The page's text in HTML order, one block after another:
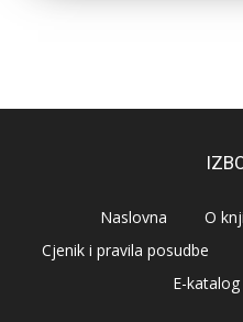
Naslovna O
Cjenik i pravila posudbe
E-katalog